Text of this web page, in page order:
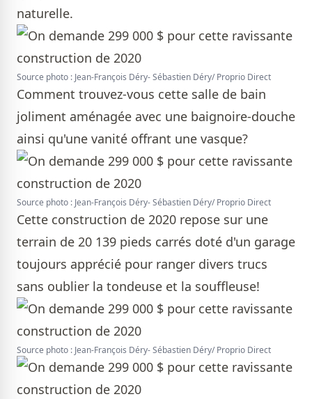
naturelle.
Source photo : Jean-François Déry- Sébastien Déry/ Proprio Direct
Comment trouvez-vous cette salle de bain
joliment aménagée avec une baignoire-douche
ainsi qu'une vanité offrant une vasque?
Source photo : Jean-François Déry- Sébastien Déry/ Proprio Direct
Cette construction de 2020 repose sur une
terrain de 20 139 pieds carrés doté d'un garage
toujours apprécié pour ranger divers trucs
sans oublier la tondeuse et la souffleuse!
Source photo : Jean-François Déry- Sébastien Déry/ Proprio Direct